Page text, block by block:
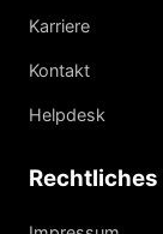
Karriere
Kontakt
Helpdesk
Rechtliches